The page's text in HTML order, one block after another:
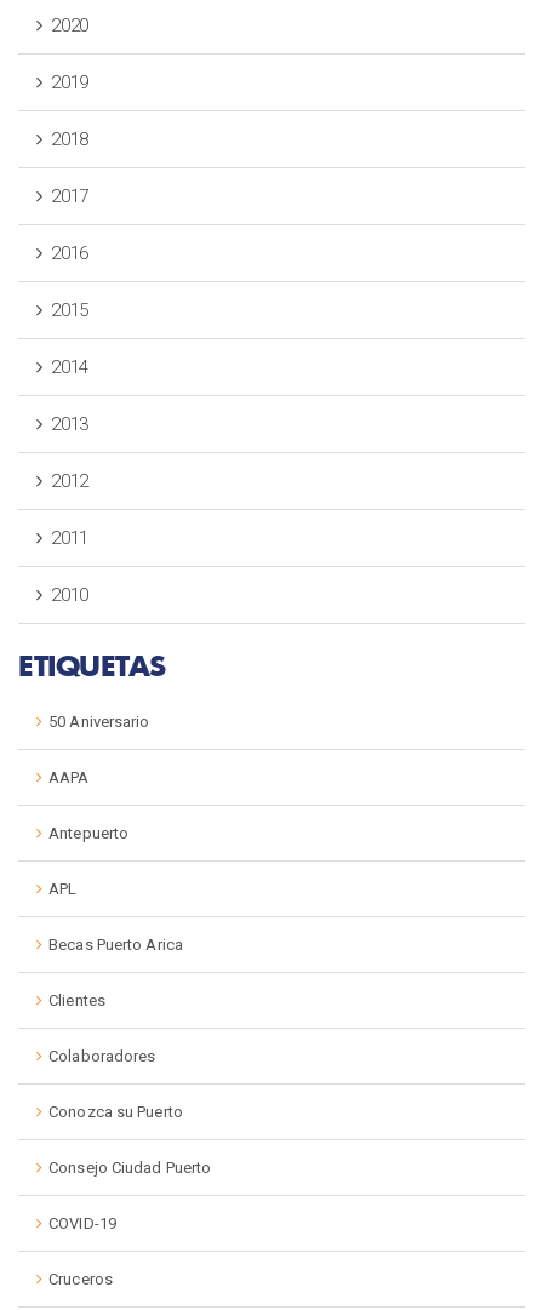
2020
2019
2018
2017
2016
2015
2014
2013
2012
2011
2010
ETIQUETAS
50 Aniversario
AAPA
Antepuerto
APL
Becas Puerto Arica
Clientes
Colaboradores
Conozca su Puerto
Consejo Ciudad Puerto
COVID-19
Cruceros